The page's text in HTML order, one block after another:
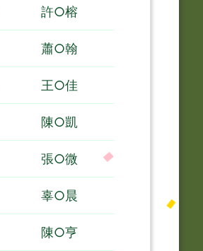
許○榕
蕭○翰
王○佳
陳○凱
張○微
辜○晨
陳○亨